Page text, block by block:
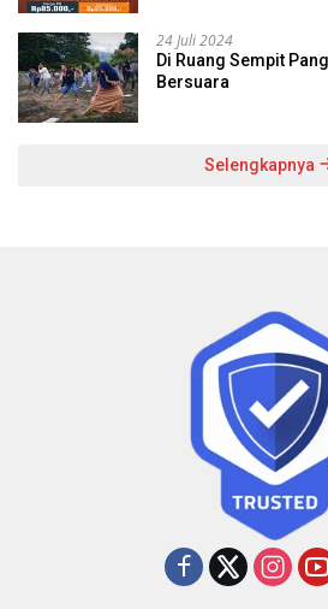
24 Juli 2024
Di Ruang Sempit
Bersuara
Selengkapnya